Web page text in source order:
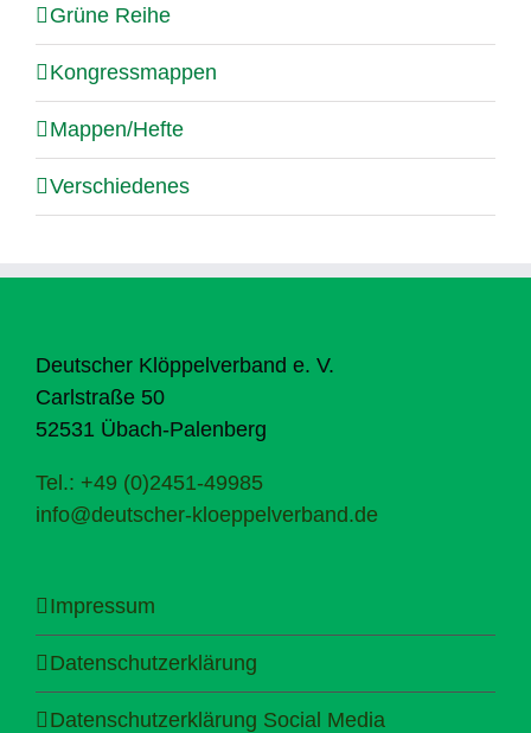
Grüne Reihe
Kongressmappen
Mappen/Hefte
Verschiedenes
Deutscher Klöppelverband e. V.
Carlstraße 50
52531 Übach-Palenberg
Tel.: +49 (0)2451-49985
info@deutscher-kloeppelverband.de
Impressum
Datenschutzerklärung
Datenschutzerklärung Social Media